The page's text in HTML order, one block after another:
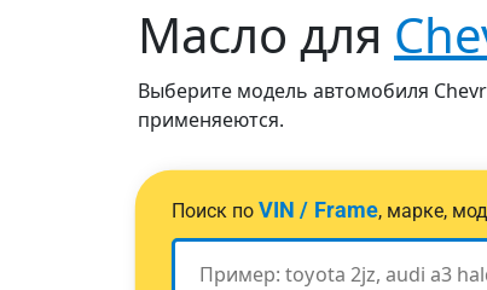
Масло для
Выберите модель автомобиля
применяеются.
Поиск поVIN / Frame, марке,